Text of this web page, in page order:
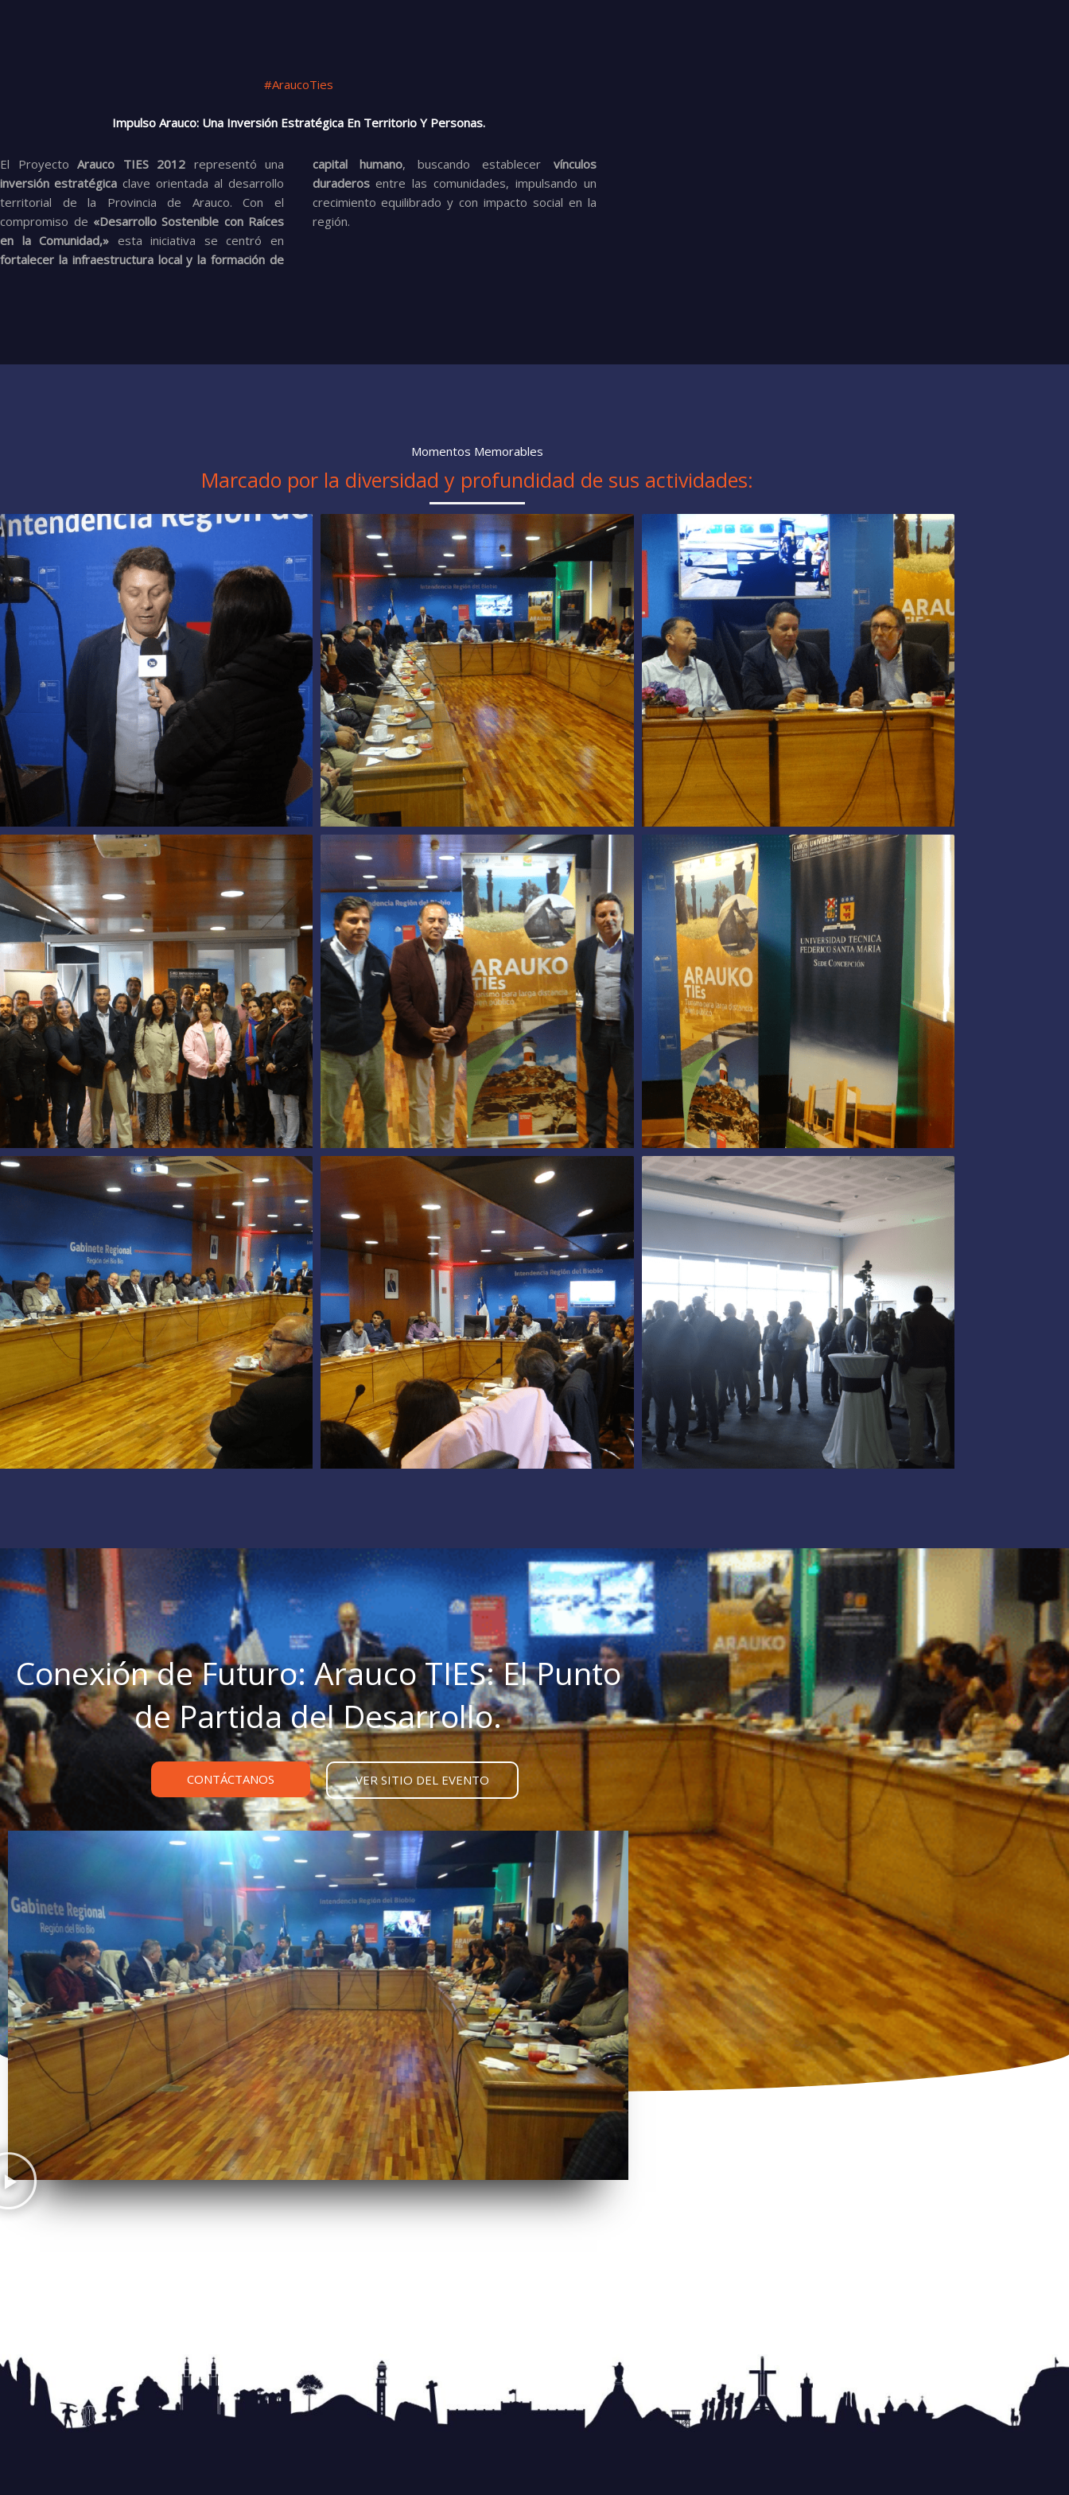
#AraucoTies
Impulso Arauco: Una Inversión Estratégica En Territorio Y Personas.
El Proyecto Arauco TIES 2012 representó una
inversión estratégica clave orientada al desarrollo
territorial de la Provincia de Arauco. Con el
compromiso de «Desarrollo Sostenible con Raíces
en la Comunidad,» esta iniciativa se centró en
fortalecer la infraestructura local y la formación de
capital humano, buscando establecer vínculos
duraderosentre las comunidades, impulsando un
crecimiento equilibrado y con impacto social en la
región.
Momentos Memorables
Marcado por la diversidad y profundidad de sus actividades:
Conexión de Futuro: Arauco TIES: El Punto
de Partida del Desarrollo.
CONTÁCTANOS VER SITIO DEL EVENTO